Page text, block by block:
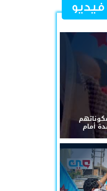
فيديو
أمام